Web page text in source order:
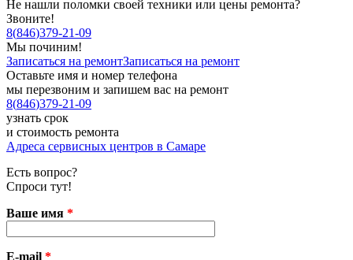
Не нашли поломки своей техники или цены ремонта?
Звоните!
8(846)379-21-09
Мы починим!
Записаться на ремонтЗаписаться на ремонт
Оставьте имя и номер телефона
мы перезвоним и запишем вас на ремонт
8(846)379-21-09
узнать срок
и стоимость ремонта
Адреса сервисных центров в Самаре
Есть вопрос?
Спроси тут!
Ваше имя *
E-mail *